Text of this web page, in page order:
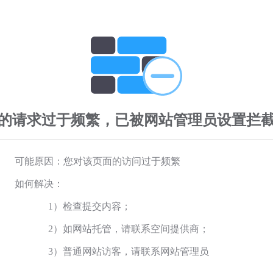
请求过于频繁，已被网站管理员设置拦
可能原因：您对该页面的访问过于频繁
如何解决：
1）检查提交内容；
2）如网站托管，请联系空间提供商；
3）普通网站访客，请联系网站管理员